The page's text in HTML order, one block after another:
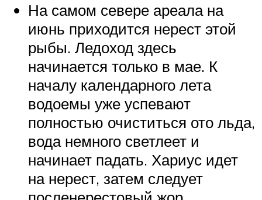
На самом севере ареала на
июнь приходится нерест этой
рыбы. Ледоход здесь
начинается только в мае. К
началу календарного лета
водоемы уже успевают
полностью очиститься ото льда,
вода немного светлеет и
начинает падать. Хариус идет
на нерест, затем следует